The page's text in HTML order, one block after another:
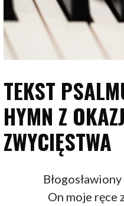
TEKST
HYMN Z
ZWYCIĘSTWA
On moje ręce